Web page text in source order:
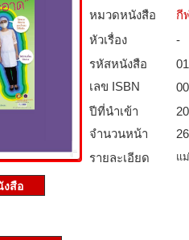
หมวดหนังสือ­
กี
หัวเรื่อง
-
รหัสหนังสือ­
เลข ISBN
ปีที่นำเข้า
จำนวนหน้า
26
รายละเอียด
แ